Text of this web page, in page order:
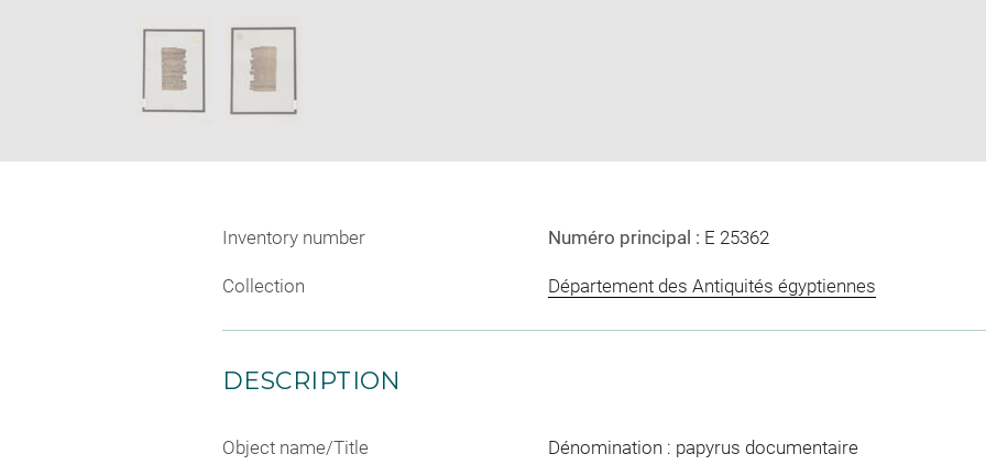
window
SKIP IMAGE CAROUSEL
Inventory number Numéro principal : E 25362
Collection Département des Antiquités égyptiennes
DESCRIPTION
Object name/Title
Dénomination : papyrus documentaire